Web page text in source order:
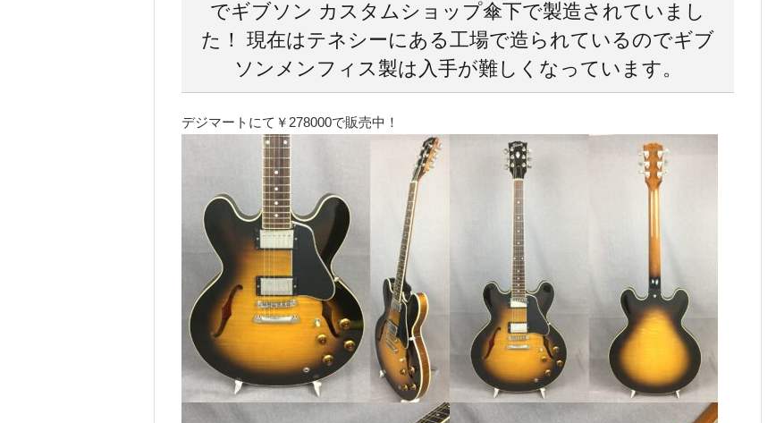
でギブソン カスタムショップ傘下で製造されていまし
た！ 現在はテネシーにある工場で造られているのでギブ
ソンメンフィス製は入手が難しくなっています。
デジマートにて￥278000で販売中！